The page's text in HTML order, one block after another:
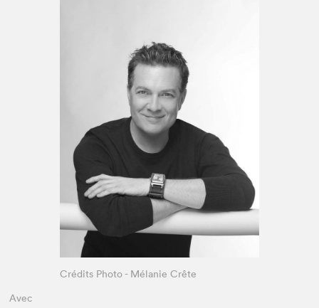
Avec
Crédits Photo - Mélanie Crête